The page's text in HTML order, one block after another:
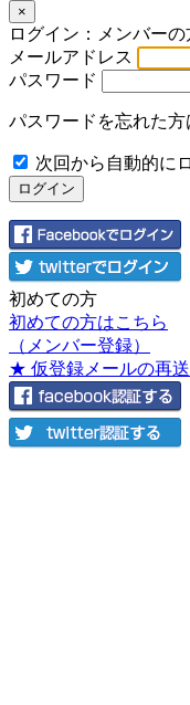
×
ログイン：メンバーの
メールアドレス
パスワード
パスワードを忘れた方
次回から自動的に
初めての方
初めての方はこちら
（メンバー登録）
★ 仮登録メールの再